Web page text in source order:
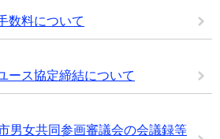
数料について
ース協定締結について
男女共同参画審議会の会議録等